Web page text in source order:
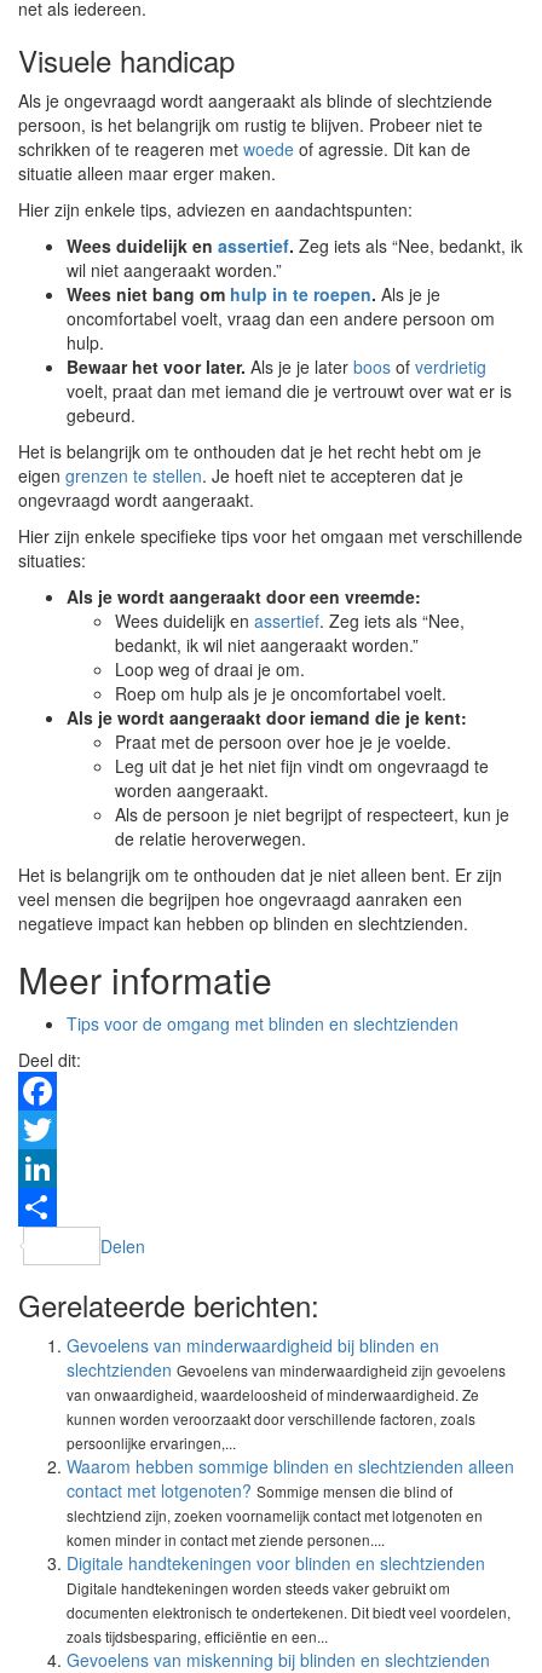
net als iedereen.
Visuele handicap
Als je ongevraagd wordt aangeraakt als blinde of slechtziende
persoon, is het belangrijk om rustig te blijven. Probeer niet te
schrikken of te reageren met woede of agressie. Dit kan de
situatie alleen maar erger maken.
Hier zijn enkele tips, adviezen en aandachtspunten:
Wees duidelijk en assertief. Zeg iets als “Nee, bedankt, ik
wil niet aangeraakt worden.”
Wees niet bang om hulp in te roepen. Als je je
oncomfortabel voelt, vraag dan een andere persoon om
hulp.
Bewaar het voor later. Als je je later boos of verdrietig
voelt, praat dan met iemand die je vertrouwt over wat er is
gebeurd.
Het is belangrijk om te onthouden dat je het recht hebt om je
eigen grenzen te stellen. Je hoeft niet te accepteren dat je
ongevraagd wordt aangeraakt.
Hier zijn enkele specifieke tips voor het omgaan met verschillende
situaties:
Als je wordt aangeraakt door een vreemde:
Wees duidelijk en assertief. Zeg iets als “Nee,
bedankt, ik wil niet aangeraakt worden.”
Loop weg of draai je om.
Roep om hulp als je je oncomfortabel voelt.
Als je wordt aangeraakt door iemand die je kent:
Praat met de persoon over hoe je je voelde.
Leg uit dat je het niet fijn vindt om ongevraagd te
worden aangeraakt.
Als de persoon je niet begrijpt of respecteert, kun je
de relatie heroverwegen.
Het is belangrijk om te onthouden dat je niet alleen bent. Er zijn
veel mensen die begrijpen hoe ongevraagd aanraken een
negatieve impact kan hebben op blinden en slechtzienden.
Meer informatie
Tips voor de omgang met blinden en slechtzienden
Deel dit:
Facebook
Twitter
LinkedIn
Delen
Gerelateerde berichten:
Gevoelens van minderwaardigheid bij blinden en
slechtzienden Gevoelens van minderwaardigheid zijn gevoelens
van onwaardigheid, waardeloosheid of minderwaardigheid. Ze
kunnen worden veroorzaakt door verschillende factoren, zoals
persoonlijke ervaringen,...
Waarom hebben sommige blinden en slechtzienden alleen
contact met lotgenoten? Sommige mensen die blind of
slechtziend zijn, zoeken voornamelijk contact met lotgenoten en
komen minder in contact met ziende personen....
Digitale handtekeningen voor blinden en slechtzienden
Digitale handtekeningen worden steeds vaker gebruikt om
documenten elektronisch te ondertekenen. Dit biedt veel voordelen,
zoals tijdsbesparing, efficiëntie en een...
Gevoelens van miskenning bij blinden en slechtzienden